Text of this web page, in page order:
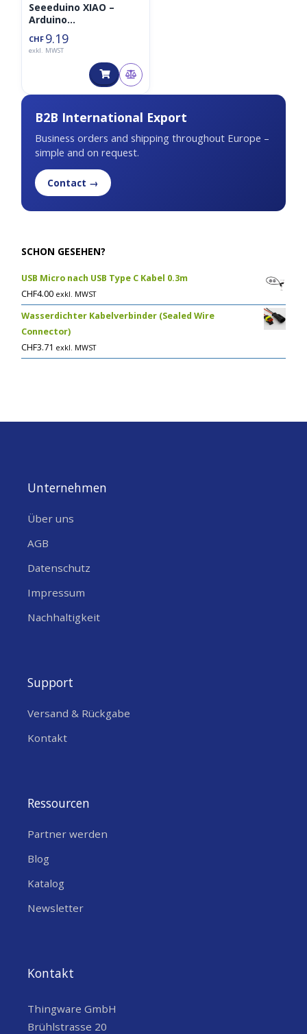
B2B International Export
Business orders and shipping throughout Europe –
simple and on request.
Contact →
SCHON GESEHEN?
USB Micro nach USB Type C Kabel 0.3m
CHF4.00 exkl. MWST
Wasserdichter Kabelverbinder (Sealed Wire
Connector)
CHF3.71 exkl. MWST
Seeeduino XIAO –
Arduino
Mikrocontroller –
SAMD21 Cortex M0+
CHF 9.19
exkl. MWST
Unternehmen
Über uns
AGB
Datenschutz
Impressum
Nachhaltigkeit
Support
Versand & Rückgabe
Kontakt
Ressourcen
Partner werden
Blog
Katalog
Newsletter
Kontakt
Thingware GmbH
Brühlstrasse 20